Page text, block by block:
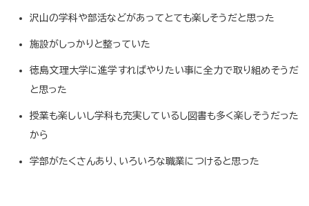
沢山の学科や部活などがあってとても楽しそうだと思った
施設がしっかりと整っていた
徳島文理大学に進学すればやりたい事に全力で取り組めそうだ
と思った
授業も楽しいし学科も充実しているし図書も多く楽しそうだった
から
学部がたくさんあり、いろいろな職業につけると思った